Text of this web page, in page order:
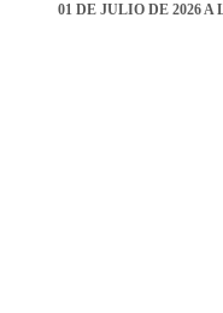
01 DE JULIO DE 2026 A